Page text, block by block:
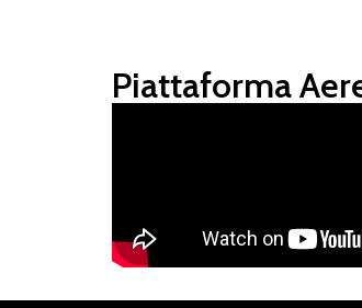
Piattaforma